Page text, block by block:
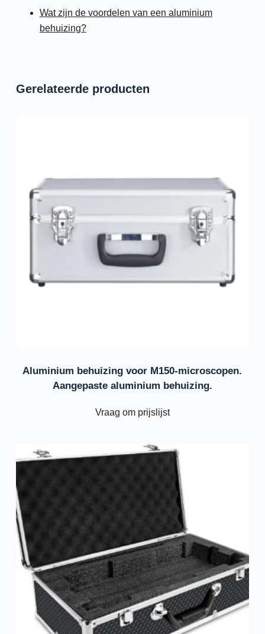
Wat zijn de voordelen van een aluminium
behuizing?
Gerelateerde producten
Aluminium behuizing voor M150-microscopen.
Aangepaste aluminium behuizing.
Vraag om prijslijst